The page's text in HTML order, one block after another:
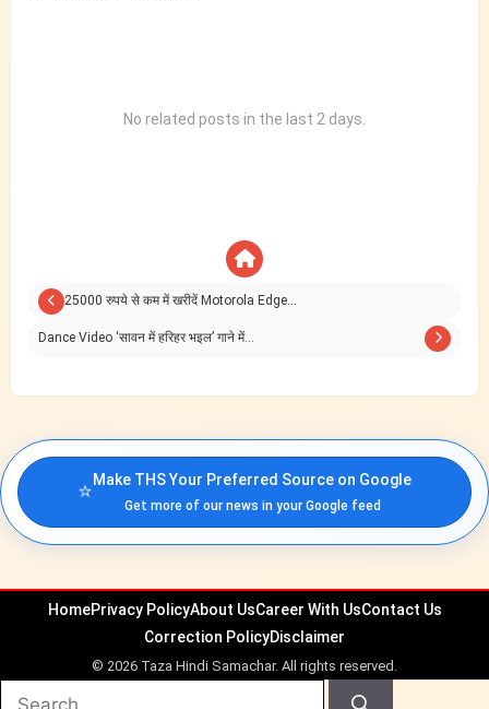
No related posts in the last 2 days.
25000 रुपये से कम में खरीदें Motorola Edge…
Dance Video ‘सावन में हरिहर भइल’ गाने में…
⭐Make THS Your Preferred Source on Google
Get more of our news in your Google feed
HomePrivacy PolicyAbout UsCareer With UsContact Us
Correction PolicyDisclaimer
© 2026 Taza Hindi Samachar. All rights reserved.